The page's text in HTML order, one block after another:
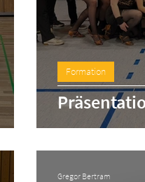
Formation
Gregor Bertram